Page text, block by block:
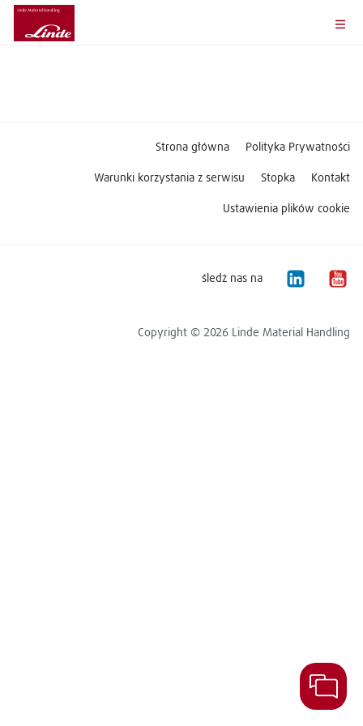
Strona główna Polityka Prywatności
Warunki korzystania z serwisu Stopka Kontakt
Ustawienia plików cookie
śledż nas na
Copyright © 2026 Linde Material Handling